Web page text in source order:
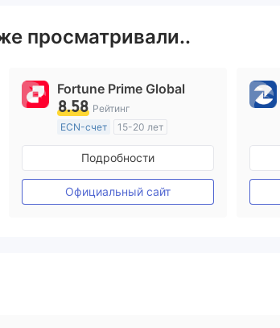
просматривали..
Fortune Prime Global
8.58 Рейтинг
ECN-счет
15-20 лет
Регулирование в Австралия
Маркет-Мейкинг (MM)
Основной стандарт MT4
Подробности
Официальный сайт